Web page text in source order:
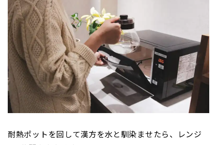
耐熱ポットを回して漢方を水と馴染ませたら、レンジ